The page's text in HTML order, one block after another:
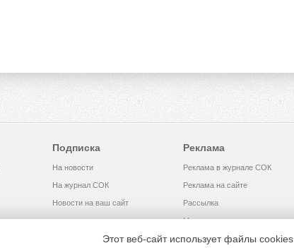
Подписка
На новости
На журнал СОК
Новости на ваш сайт
Реклама
Реклама в журнале СОК
Реклама на сайте
Рассылка
Медиакит
Этот веб-сайт использует файлы cookies.